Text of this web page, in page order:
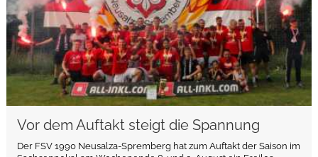
Vor dem Auftakt steigt die Spannung
Der FSV 1990 Neusalza-Spremberg hat zum Auftakt der Saison im